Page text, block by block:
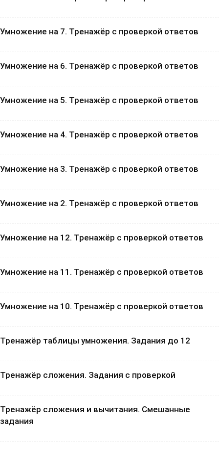
Умножение на 7. Тренажёр с проверкой ответов
Умножение на 6. Тренажёр с проверкой ответов
Умножение на 5. Тренажёр с проверкой ответов
Умножение на 4. Тренажёр с проверкой ответов
Умножение на 3. Тренажёр с проверкой ответов
Умножение на 2. Тренажёр с проверкой ответов
Умножение на 12. Тренажёр с проверкой ответов
Умножение на 11. Тренажёр с проверкой ответов
Умножение на 10. Тренажёр с проверкой ответов
Тренажёр таблицы умножения. Задания до 12
Тренажёр сложения. Задания с проверкой
Тренажёр сложения и вычитания. Смешанные
задания